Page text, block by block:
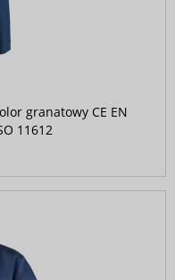
granatowy CE EN
11612